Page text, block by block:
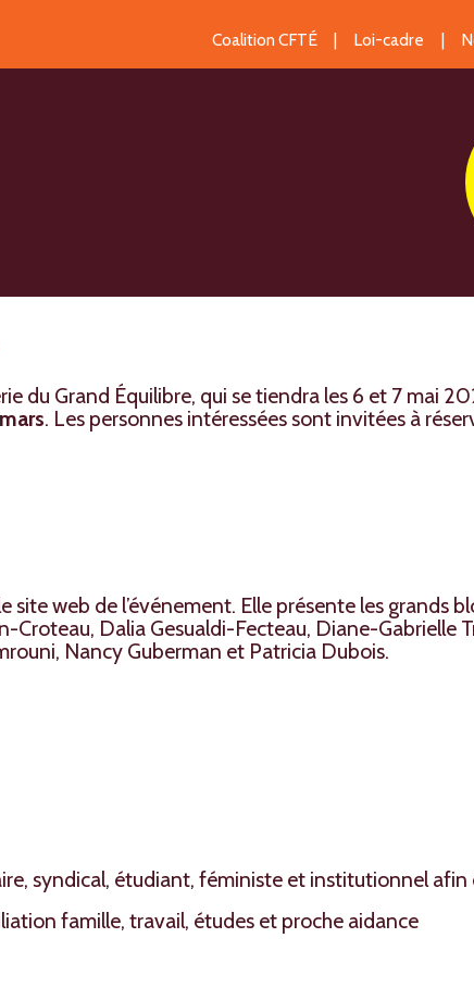
Coalition CFTÉ Loi-cadre
du Grand Équilibre, qui se tiendra les 6 et 7 mai
. Les personnes intéressées sont invitées à
web de l’événement. Elle présente les grands
Croteau, Dalia Gesualdi-Fecteau, Diane-Gabrielle
Nancy Guberman et Patricia Dubois.
syndical, étudiant, féministe et institutionnel afin
famille, travail, études et proche aidance